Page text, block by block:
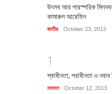
উৎসব আর পারস্পরিক
কামারুল আরেফিন
জাতীয় October 23, 2013
1
স্বাধীনতা, পরাধীনতা ও
মতামত October 12, 2013